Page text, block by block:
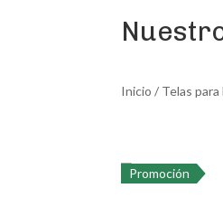
Inicio / Telas
Promoción